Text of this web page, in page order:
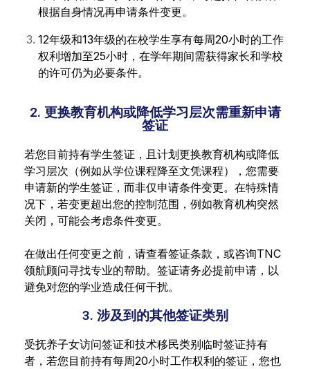
根据自身情况再申请条件变更。
12年级和13年级的在校学生享有每周20小时的工作
权利增加至25小时，在学年期间需获得家长和学校
的许可仍为必要条件。
2. 更换教育机构或降低学习层次需重新申请
签证
若您目前持有学生签证，且计划更换教育机构或降低
学习层次（例如从学位课程降至文凭课程），您需要
申请新的学生签证，而非仅申请条件变更。在特殊情
况下，若变更超出您的控制范围，例如教育机构突然
关闭，可能会考虑条件变更。
在做出任何变更之前，请查看签证条款，或咨询TNC
领航顾问寻找专业的帮助。签证请务必提前申请，以
避免对您的学业造成任何干扰。
3. 涉及到的其他签证类别
受抚养子女访问签证和技术移民类别临时签证持有
者，若您目前持有每周20小时工作权利的签证，您也